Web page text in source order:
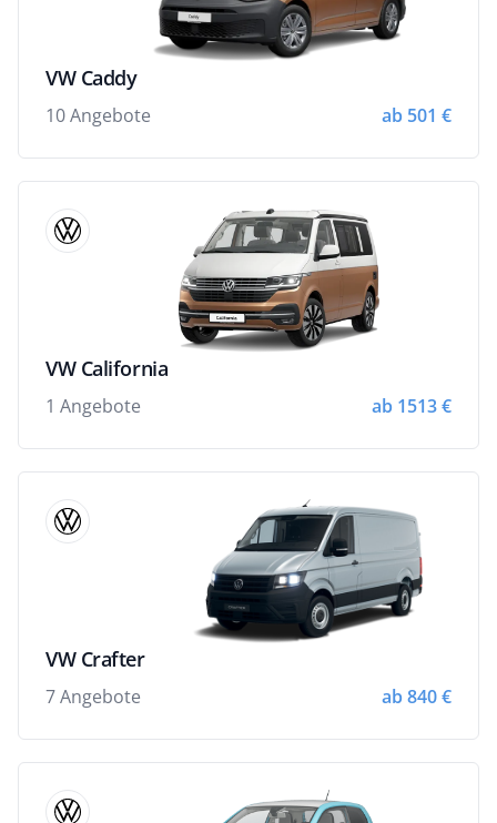
VW Caddy
10 Angebote ab 501 €
VW California
1 Angebote ab 1513 €
VW Crafter
7 Angebote ab 840 €